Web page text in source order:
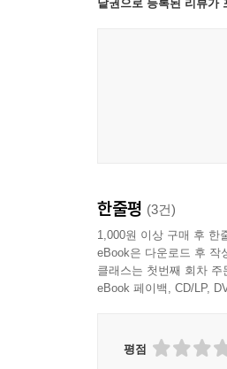
낱권으로 등록된 리뷰가
한줄평 (3건)
1,000원 이상 구매 후 한
eBook은 다운로드 후 작
클래스는 첫번째 회차
eBook 페이백, CD/LP,
평점